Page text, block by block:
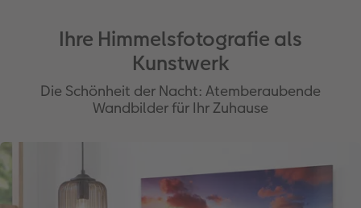
Ihre Himmelsfotografie als
Kunstwerk
Die Schönheit der Nacht: Atemberaubende
Wandbilder für Ihr Zuhause